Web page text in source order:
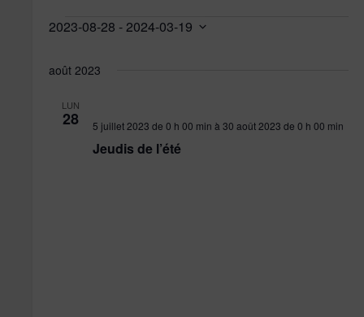
Évènements
2023-08-28 - 2024-03-19
date.
août 2023
LUN
28
Jeudis de l’été
5 juillet 2023 de 0 h 00 min à 30 août 2023 de 0 h 00 min